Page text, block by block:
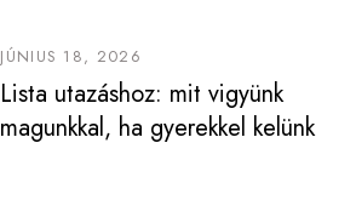
JÚNIUS 18, 2026
Lista utazáshoz: mit vigyünk
magunkkal, ha gyerekkel kelünk